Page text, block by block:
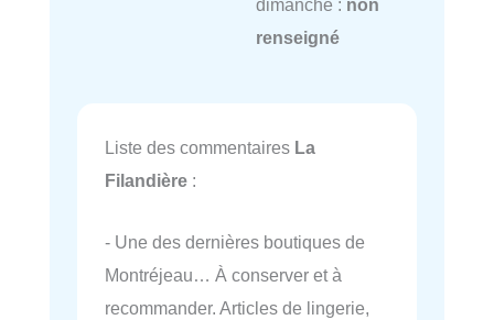
dimanche : non
renseigné
Liste des commentaires La
Filandière :
- Une des dernières boutiques de
Montréjeau… À conserver et à
recommander. Articles de lingerie,